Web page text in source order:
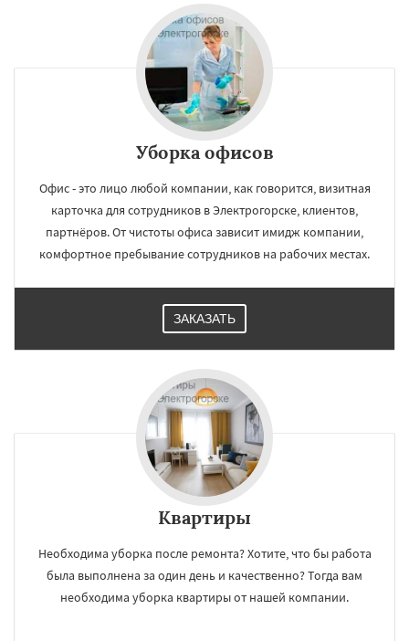
Уборка офисов
Офис - это лицо любой компании, как говорится, визитная
карточка для сотрудников в Электрогорске, клиентов,
партнёров. От чистоты офиса зависит имидж компании,
комфортное пребывание сотрудников на рабочих местах.
ЗАКАЗАТЬ
Квартиры
Необходима уборка после ремонта? Хотите, что бы работа
была выполнена за один день и качественно? Тогда вам
необходима уборка квартиры от нашей компании.